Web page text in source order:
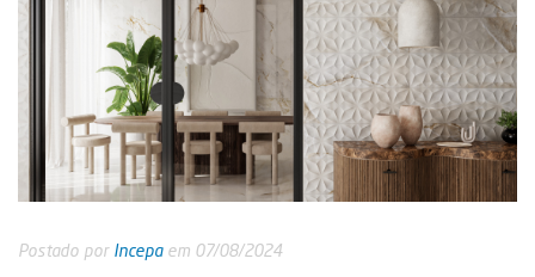
Postado por Incepaem 07/08/2024